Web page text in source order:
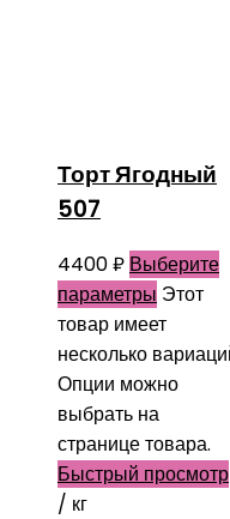
Торт Ягодный
507
4400₽ Выберите
параметры Этот
товар имеет
несколько
Опции можно
выбрать на
странице товара.
Быстрый просмотр
/ кг